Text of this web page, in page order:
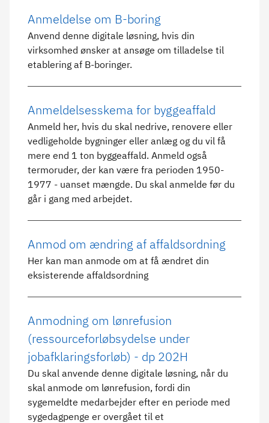
Anmeldelse om B-boring
Anvend denne digitale løsning, hvis din
virksomhed ønsker at ansøge om tilladelse til
etablering af B-boringer.
Anmeldelsesskema for byggeaffald
Anmeld her, hvis du skal nedrive, renovere eller
vedligeholde bygninger eller anlæg og du vil få
mere end 1 ton byggeaffald. Anmeld også
termoruder, der kan være fra perioden 1950-
1977 - uanset mængde. Du skal anmelde før du
går i gang med arbejdet.
Anmod om ændring af affaldsordning
Her kan man anmode om at få ændret din
eksisterende affaldsordning
Anmodning om lønrefusion
(ressourceforløbsydelse under
jobafklaringsforløb) - dp 202H
Du skal anvende denne digitale løsning, når du
skal anmode om lønrefusion, fordi din
sygemeldte medarbejder efter en periode med
sygedagpenge er overgået til et